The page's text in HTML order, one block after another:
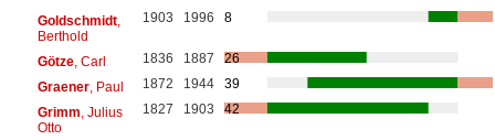
Goldschmidt,
Berthold
1903 1996 8
Götze, Carl 1836 1887
26
Graener, Paul 1872 1944
39
Grimm , Julius
Otto
1827 1903 42